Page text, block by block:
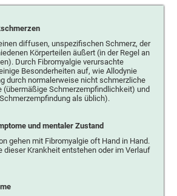
diffusen, unspezifischen Schmerz, der
Körperteilen äußert (in der Regel an
Durch Fibromyalgie verursachte
Besonderheiten auf, wie Allodynie
durch normalerweise nicht schmerzliche
(übermäßige Schmerzempfindlichkeit) und
als üblich).
und mentaler Zustand
gehen mit Fibromyalgie oft Hand in Hand.
dieser Krankheit entstehen oder im Verlauf